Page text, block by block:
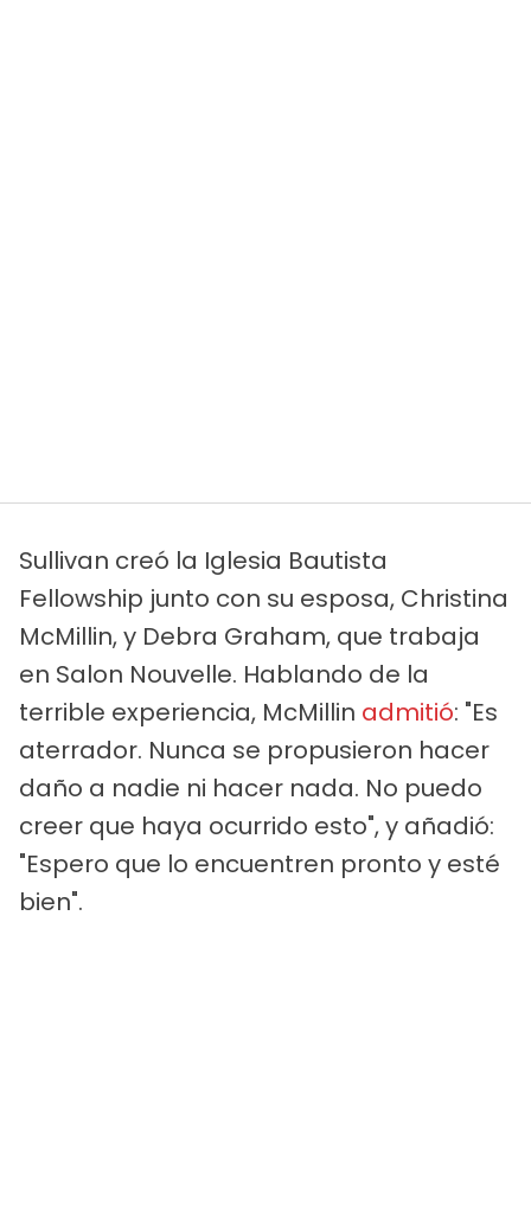
Sullivan creó la Iglesia Bautista
Fellowship junto con su esposa, Christina
McMillin, y Debra Graham, que trabaja
en Salon Nouvelle. Hablando de la
terrible experiencia, McMillin admitió: "Es
aterrador. Nunca se propusieron hacer
daño a nadie ni hacer nada. No puedo
creer que haya ocurrido esto", y añadió:
"Espero que lo encuentren pronto y esté
bien".